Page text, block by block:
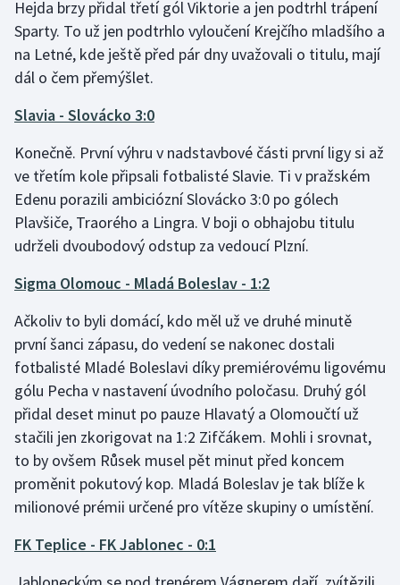
Lezení
Lyže a snowboard
Moderní pětiboj
Motorsport
Olympijské hry
Parasport
Plavání
Plážový volejbal
Ragby
Rychlobruslení
Rychlostní kanoistika
Short track
Sportovní střelba
Hejda brzy přidal třetí gól Viktorie a jen podtrhl trápení
Sparty. To už jen podtrhlo vyloučení Krejčího mladšího a
na Letné, kde ještě před pár dny uvažovali o titulu, mají
dál o čem přemýšlet.
Slavia - Slovácko 3:0
Konečně. První výhru v nadstavbové části první ligy si až
ve třetím kole připsali fotbalisté Slavie. Ti v pražském
Edenu porazili ambiciózní Slovácko 3:0 po gólech
Plavšiče, Traorého a Lingra. V boji o obhajobu titulu
udrželi dvoubodový odstup za vedoucí Plzní.
Sigma Olomouc - Mladá Boleslav - 1:2
Ačkoliv to byli domácí, kdo měl už ve druhé minutě
první šanci zápasu, do vedení se nakonec dostali
fotbalisté Mladé Boleslavi díky premiérovému ligovému
gólu Pecha v nastavení úvodního poločasu. Druhý gól
přidal deset minut po pauze Hlavatý a Olomoučtí už
stačili jen zkorigovat na 1:2 Zifčákem. Mohli i srovnat,
to by ovšem Růsek musel pět minut před koncem
proměnit pokutový kop. Mladá Boleslav je tak blíže k
milionové prémii určené pro vítěze skupiny o umístění.
FK Teplice - FK Jablonec - 0:1